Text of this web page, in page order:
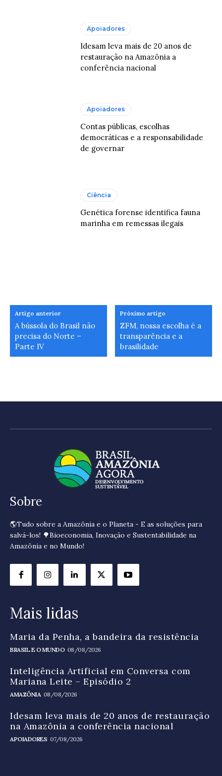
Apoiadores
Idesam leva mais de 20 anos de
restauração na Amazônia a
conferência nacional
Apoiadores
Contas públicas, escolhas
democráticas e a responsabilidade
de governar
Ciência
Genética forense identifica fauna
marinha em remessas ilegais
Artigo anterior
A bússola do Brasil não
precisa do Norte –
Parte IV
Próximo artigo
ZFM, nossa escolha é a
transparência e a
brasilidade
Sobre
🌎Tudo sobre a Amazônia e o Planeta - E as soluções para
salvá-los! 🌳Bioeconomia, Inovação e Sustentabilidade na
Amazônia e no Mundo!
Mais lidas
Maria da Penha, a bandeira da resistência
BRASIL E O MUNDO 08/08/2026
Inteligência Artificial em Conversa com
Mariana Leite – Episódio 2
AMAZÔNIA 08/08/2026
Idesam leva mais de 20 anos de restauração
na Amazônia a conferência nacional
APOIADORES 07/08/2026